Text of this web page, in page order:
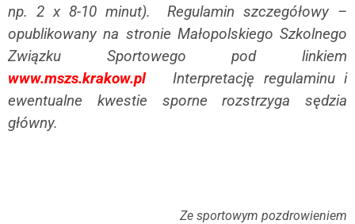
np. 2 x 8-10 minut).Regulamin szczegółowy –
opublikowany na stronie Małopolskiego Szkolnego
Związku Sportowego pod linkiem
www.mszs.krakow.pl
Interpretację regulaminu i
ewentualne kwestie sporne rozstrzyga sędzia
główny.
Ze sportowym pozdrowieniem